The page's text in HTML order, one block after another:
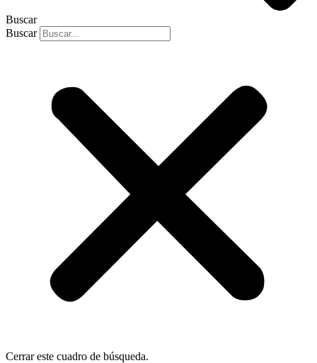
Buscar
Buscar
Cerrar este cuadro de búsqueda.